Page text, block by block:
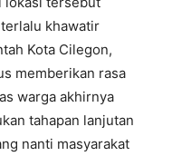
khawatir
Kota Cilegon,
memberikan rasa
warga akhirnya
tahapan lanjutan
nanti masyarakat